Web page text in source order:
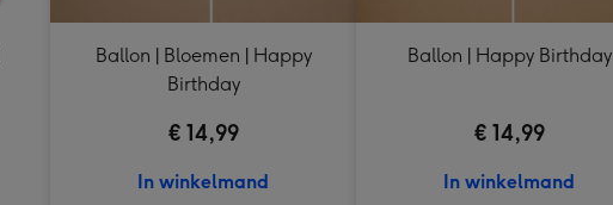
Ballon | Bloemen | Happy
Birthday
€ 14,99
In winkelmand
Ballon | Happy Birthday
€ 14,99
In winkelmand